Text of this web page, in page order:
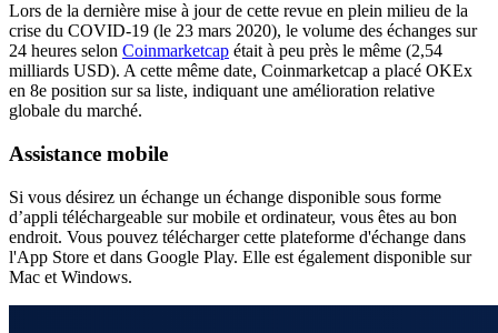
Lors de la dernière mise à jour de cette revue en plein milieu de la
crise du COVID-19 (le 23 mars 2020), le volume des échanges sur
24 heures selon Coinmarketcap était à peu près le même (2,54
milliards USD). A cette même date, Coinmarketcap a placé OKEx
en 8e position sur sa liste, indiquant une amélioration relative
globale du marché.
Assistance mobile
Si vous désirez un échange un échange disponible sous forme
d’appli téléchargeable sur mobile et ordinateur, vous êtes au bon
endroit. Vous pouvez télécharger cette plateforme d'échange dans
l'App Store et dans Google Play. Elle est également disponible sur
Mac et Windows.